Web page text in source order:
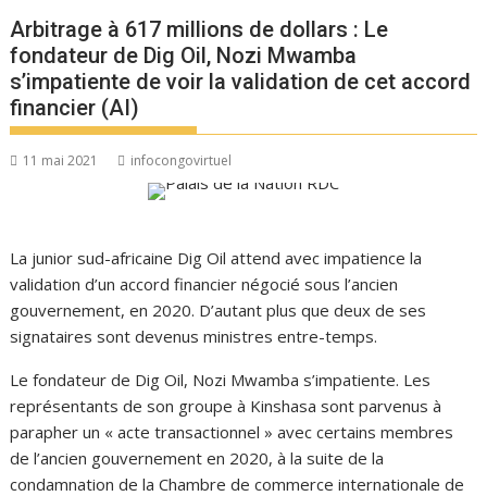
Arbitrage à 617 millions de dollars : Le
fondateur de Dig Oil, Nozi Mwamba
s’impatiente de voir la validation de cet accord
financier (AI)
11 mai 2021 infocongovirtuel
La junior sud-africaine Dig Oil attend avec impatience la
validation d’un accord financier négocié sous l’ancien
gouvernement, en 2020. D’autant plus que deux de ses
signataires sont devenus ministres entre-temps.
Le fondateur de Dig Oil, Nozi Mwamba s’impatiente. Les
représentants de son groupe à Kinshasa sont parvenus à
parapher un « acte transactionnel » avec certains membres
de l’ancien gouvernement en 2020, à la suite de la
condamnation de la Chambre de commerce internationale de